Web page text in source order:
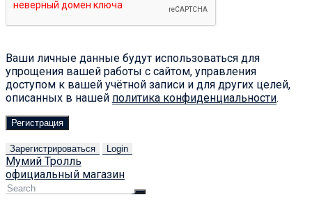
Ваши личные данные будут использоваться для
упрощения вашей работы с сайтом, управления
доступом к вашей учётной записи и для других целей,
описанных в нашей политика конфиденциальности.
Регистрация
Зарегистрироваться Login
Мумий Тролль
официальный магазин